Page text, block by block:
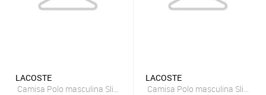
LACOSTE
Camisa Polo masculina Slim Fit em petit piquet Azul
LACOSTE
Camisa Polo masculina Slim